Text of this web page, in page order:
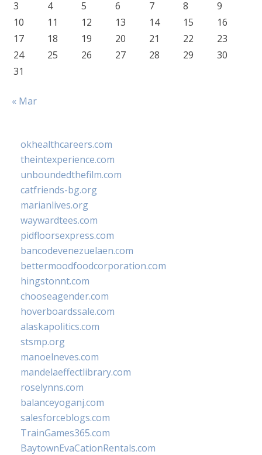
3 4 5 6 7 8
9
10
11 12 13 14 15
16
17
18 19 20 21 22
23
24
25 26 27 28 29
30
31
« Mar
okhealthcareers.com
theintexperience.com
unboundedthefilm.com
catfriends-bg.org
marianlives.org
waywardtees.com
pidfloorsexpress.com
bancodevenezuelaen.com
bettermoodfoodcorporation.com
hingstonnt.com
chooseagender.com
hoverboardssale.com
alaskapolitics.com
stsmp.org
manoelneves.com
mandelaeffectlibrary.com
roselynns.com
balanceyoganj.com
salesforceblogs.com
TrainGames365.com
BaytownEvaCationRentals.com